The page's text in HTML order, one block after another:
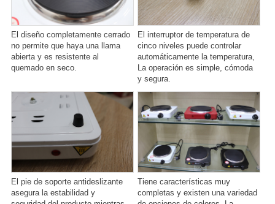
El diseño completamente cerrado
no permite que haya una llama
abierta y es resistente al
quemado en seco.
El interruptor de temperatura de
cinco niveles puede controlar
automáticamente la temperatura,
La operación es simple, cómoda
y segura.
El pie de soporte antideslizante
asegura la estabilidad y
Tiene características muy
completas y existen una variedad